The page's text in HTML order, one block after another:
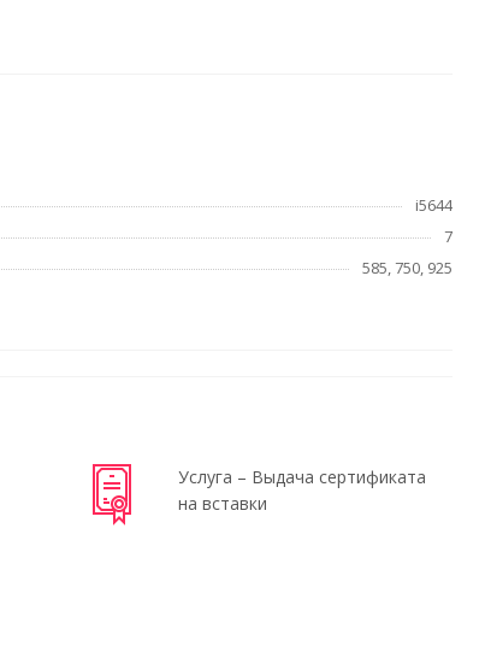
i5644
7
585, 750, 925
Услуга – Выдача сертификата
на вставки